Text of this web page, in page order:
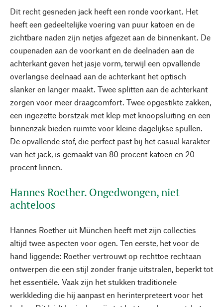
Dit recht gesneden jack heeft een ronde voorkant. Het
heeft een gedeeltelijke voering van puur katoen en de
zichtbare naden zijn netjes afgezet aan de binnenkant. De
coupenaden aan de voorkant en de deelnaden aan de
achterkant geven het jasje vorm, terwijl een opvallende
overlangse deelnaad aan de achterkant het optisch
slanker en langer maakt. Twee splitten aan de achterkant
zorgen voor meer draagcomfort. Twee opgestikte zakken,
een ingezette borstzak met klep met knoopsluiting en een
binnenzak bieden ruimte voor kleine dagelijkse spullen.
De opvallende stof, die perfect past bij het casual karakter
van het jack, is gemaakt van 80 procent katoen en 20
procent linnen.
Hannes Roether. Ongedwongen, niet
achteloos
Hannes Roether uit München heeft met zijn collecties
altijd twee aspecten voor ogen. Ten eerste, het voor de
hand liggende: Roether vertrouwt op rechttoe rechtaan
ontwerpen die een stijl zonder franje uitstralen, beperkt tot
het essentiële. Vaak zijn het stukken traditionele
werkkleding die hij aanpast en herinterpreteert voor het